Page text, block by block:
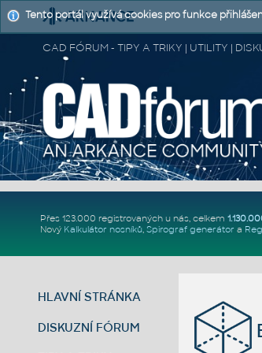
CAD FÓRUM - TIPY A TRIKY | UTILITY |
Přes 123.000 registrovaných u nás, celkem
Nový Kalkulátor nosníků, Spirograf generátor a
HLAVNÍ STRÁNKA
DISKUZNÍ FÓRUM
Tento portál využívá cookies pro funkce